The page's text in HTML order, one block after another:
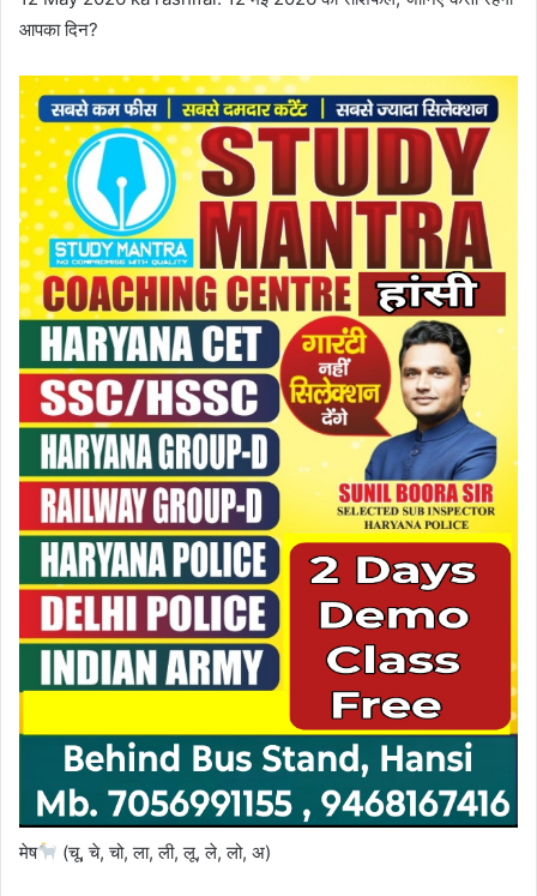
आपका दिन?
मेष (चू, चे, चो, ला, ली, लू, ले, लो, अ)